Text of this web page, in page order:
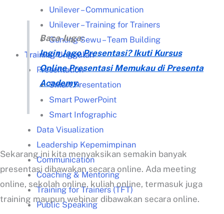
Unilever – Communication
Unilever – Training for Trainers
Gunung Sewu – Team Building
Training Unggulan
Presentation
Smart Presentation
Smart PowerPoint
Smart Infographic
Data Visualization
Leadership Kepemimpinan
Communication
Coaching & Mentoring
Training for Trainers (TFT)
Public Speaking
Baca Juga:
Ingin Jago Presentasi? Ikuti Kursus
Online Presentasi Memukau di Presenta
Academy.
Sekarang ini kita menyaksikan semakin banyak
presentasi dibawakan secara online. Ada meeting
online, sekolah online, kuliah online, termasuk juga
training maupun webinar dibawakan secara online.